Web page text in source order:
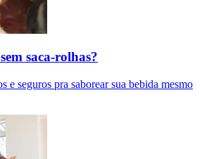
saca-rolhas?
e seguros pra saborear sua bebida mesmo